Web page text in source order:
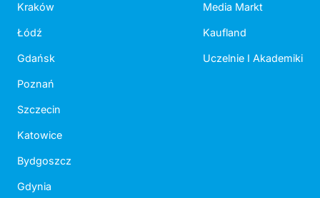
Kraków
Łódź
Gdańsk
Poznań
Szczecin
Katowice
Bydgoszcz
Gdynia
Media Markt
Kaufland
Uczelnie I Akademiki